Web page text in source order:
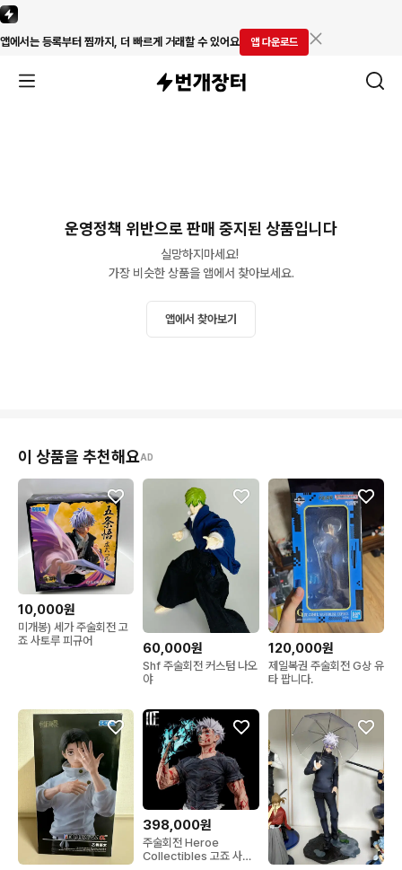
앱에서는 등록부터 찜까지, 더 빠르게 거래할 수 있어요 앱 다운로드
운영정책 위반으로 판매 중지된 상품입니다
실망하지마세요!
가장 비슷한 상품을 앱에서 찾아보세요.
앱에서 찾아보기
이 상품을 추천해요AD
10,000원
미개봉) 세가 주술회전 고
죠 사토루 피규어
60,000원
Shf 주술회전 커스텀 나오
야
120,000원
제일복권 주술회전 G상 유
타 팝니다.
398,000원
주술회전 Heroe
Collectibles 고죠 사토